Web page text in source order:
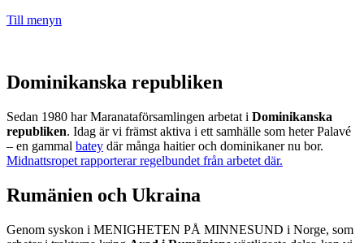
Till menyn
Dominikanska republiken
Sedan 1980 har Maranataförsamlingen arbetat i Dominikanska
republiken. Idag är vi främst aktiva i ett samhälle som heter Palavé
– en gammal batey där många haitier och dominikaner nu bor.
Midnattsropet rapporterar regelbundet från arbetet där.
Rumänien och Ukraina
Genom syskon i MENIGHETEN PÅ MINNESUND i Norge, som